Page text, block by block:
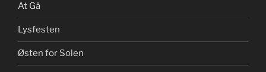
At Gå
Lysfesten
Østen for Solen